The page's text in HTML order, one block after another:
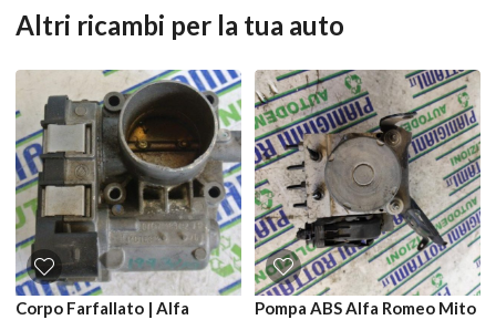
Altri ricambi per la tua auto
Corpo Farfallato | Alfa
Pompa ABS Alfa Romeo Mito